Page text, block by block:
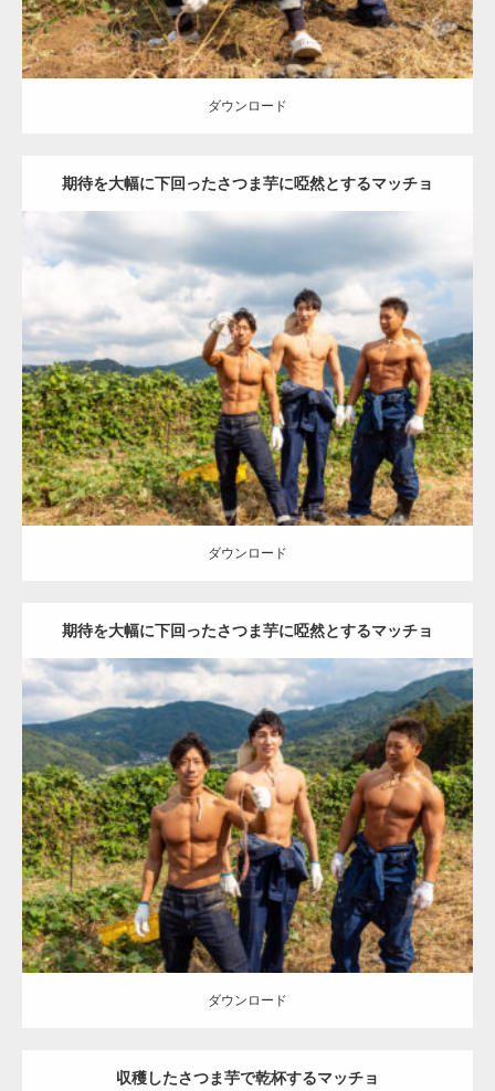
ダウンロード
期待を大幅に下回ったさつま芋に啞然とするマッチョ
Update:2023.02.11
Category: 芋掘りのマッチョ オレンジの人 AKIHITO(細マッチョ)
ONIKKY(デカいよ) TAKE 大胸筋 腹筋 唐津 (佐賀)
ダウンロード
ダウンロード
期待を大幅に下回ったさつま芋に啞然とするマッチョ
Update:2023.02.11
Category:芋掘りのマッチョ オレンジの人 TAKEAKIHITO(細マッチ
ョ) ONIKKY(デカいよ) 大胸筋 腹筋 唐津 (佐賀)
ダウンロード
ダウンロード
収穫したさつま芋で乾杯するマッチョ